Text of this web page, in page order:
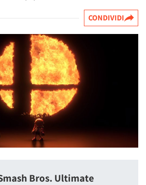
CONDIVIDI
Bros. Ultimate